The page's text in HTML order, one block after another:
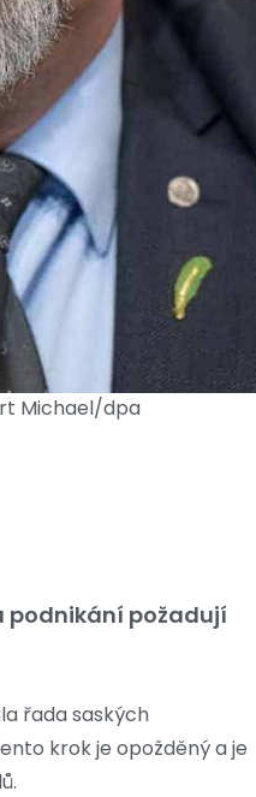
Michael/dpa
podnikání požadují
řada saských
krok je opožděný a je